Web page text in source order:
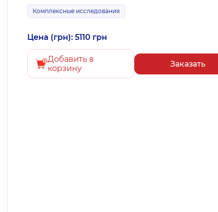
Комплексные исследования
Цена (грн): 5110 грн
Добавить в
корзину
Заказать